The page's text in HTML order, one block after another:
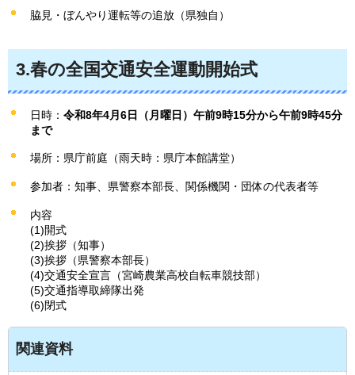
脇見・ぼんやり運転等の追放（県独自）
3.春の全国交通安全運動開始式
日時： 令和8年4月6日（月曜日）午前9時15分から午前9時45分
まで
場所：県庁前庭（雨天時：県庁本館講堂）
参加者：知事、県警察本部長、関係機関・団体の代表者等
内容
(1)開式
(2)挨拶（知事）
(3)挨拶（県警察本部長）
(4)交通安全宣言（宮崎農業高校自転車競技部）
(5)交通指導取締隊出発
(6)閉式
関連資料